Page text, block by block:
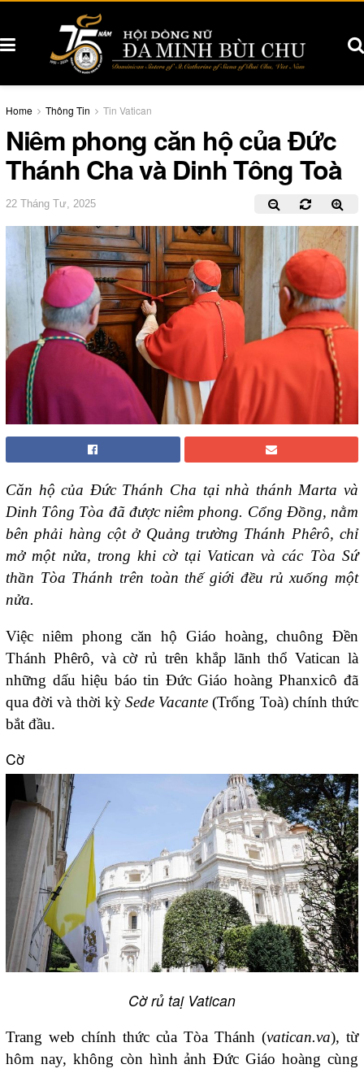
Home Thông Tin Tin Vatican
Niêm phong căn hộ của Đức
Thánh Cha và Dinh Tông Toà
22 Tháng Tư, 2025
Căn hộ của Đức Thánh Cha tại nhà thánh Marta và
Dinh Tông Tòa đã được niêm phong. Cổng Đồng, nằm
bên phải hàng cột ở Quảng trường Thánh Phêrô, chỉ
mở một nửa, trong khi cờ tại Vatican và các Tòa Sứ
thần Tòa Thánh trên toàn thế giới đều rủ xuống một
nửa.
Việc niêm phong căn hộ Giáo hoàng, chuông Đền
Thánh Phêrô, và cờ rủ trên khắp lãnh thổ Vatican là
những dấu hiệu báo tin Đức Giáo hoàng Phanxicô đã
qua đời và thời kỳ Sede Vacante (Trống Toà) chính thức
bắt đầu.
Cờ
Cờ rủ taị Vatican
Trang web chính thức của Tòa Thánh (vatican.va), từ
hôm nay, không còn hình ảnh Đức Giáo hoàng cùng